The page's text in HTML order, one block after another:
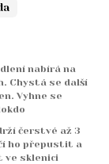
nabírá na
Chystá se další
Vyhne se
čerstvé až 3
ho přepustit a
ve sklenici